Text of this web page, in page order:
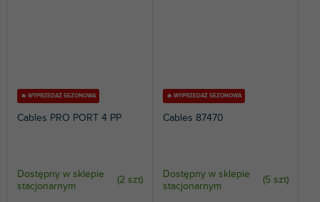
🔥 WYPRZEDAŻ SEZONOWA
Cables PRO PORT 4 PP
Dostępny w sklepie
stacjonarnym
(2 szt)
🔥 WYPRZEDAŻ SEZONOWA
Cables 87470
Dostępny w sklepie
stacjonarnym
(5 szt)